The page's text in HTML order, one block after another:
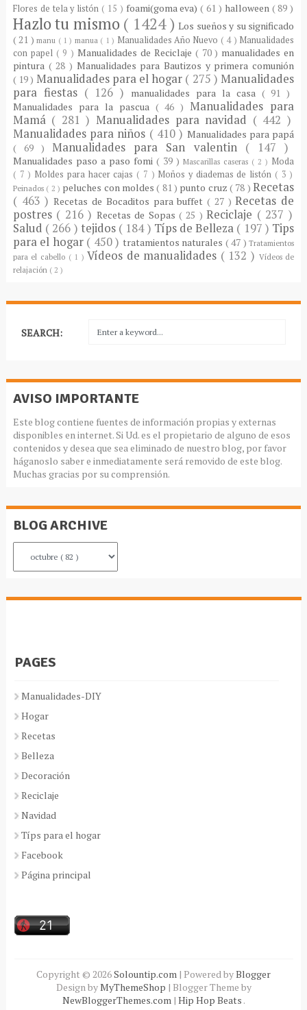
Flores de tela y listón ( 15 ) foami(goma eva)( 61 ) halloween ( 89 )
Hazlo tu mismo ( 1424 )Los sueños y su significado
( 21 )manu ( 1 ) manua ( 1 ) Manualidades Año Nuevo ( 4 ) Manualidades
con papel ( 9 )Manualidades de Reciclaje ( 70 ) manualidades en
pintura ( 28 ) Manualidades para Bautizos y primera comunión
( 19 ) Manualidades para el hogar ( 275 )Manualidades
para fiestas ( 126 ) manualidades para la casa ( 91 )
Manualidades para la pascua ( 46 )Manualidades para
Mamá ( 281 ) Manualidades para navidad ( 442 )
Manualidades para niños ( 410 ) Manualidades para papá
( 69 )Manualidades para San valentin ( 147 )
Manualidades paso a paso fomi ( 39 )Mascarillas caseras ( 2 ) Moda
( 7 ) Moldes para hacer cajas ( 7 ) Moños y diademas de listón ( 3 )
Peinados ( 2 ) peluches con moldes( 81 ) punto cruz( 78 )Recetas
( 463 )Recetas de Bocaditos para buffet( 27 )Recetas de
postres ( 216 ) Recetas de Sopas( 25 )Reciclaje ( 237 )
Salud ( 266 ) tejidos ( 184 ) Típs de Belleza ( 197 ) Tips
para el hogar ( 450 ) tratamientos naturales ( 47 )Tratamientos
para el cabello ( 1 ) Vídeos de manualidades ( 132 ) Vídeos de
relajación ( 2 )
SEARCH:
AVISO IMPORTANTE
Este blog contiene fuentes de información propias y externas
disponibles en internet. Si Ud. es el propietario de alguno de esos
contenidos y desea que sea eliminado de nuestro blog, por favor
háganoslo saber e inmediatamente será removido de este blog.
Muchas gracias por su comprensión.
BLOG ARCHIVE
PAGES
Manualidades-DIY
Hogar
Recetas
Belleza
Decoración
Reciclaje
Navidad
Típs para el hogar
Facebook
Página principal
Copyright © 2026Solountip.com | Powered byBlogger
Design byMyThemeShop | Blogger Theme by
NewBloggerThemes.com | Hip Hop Beats .